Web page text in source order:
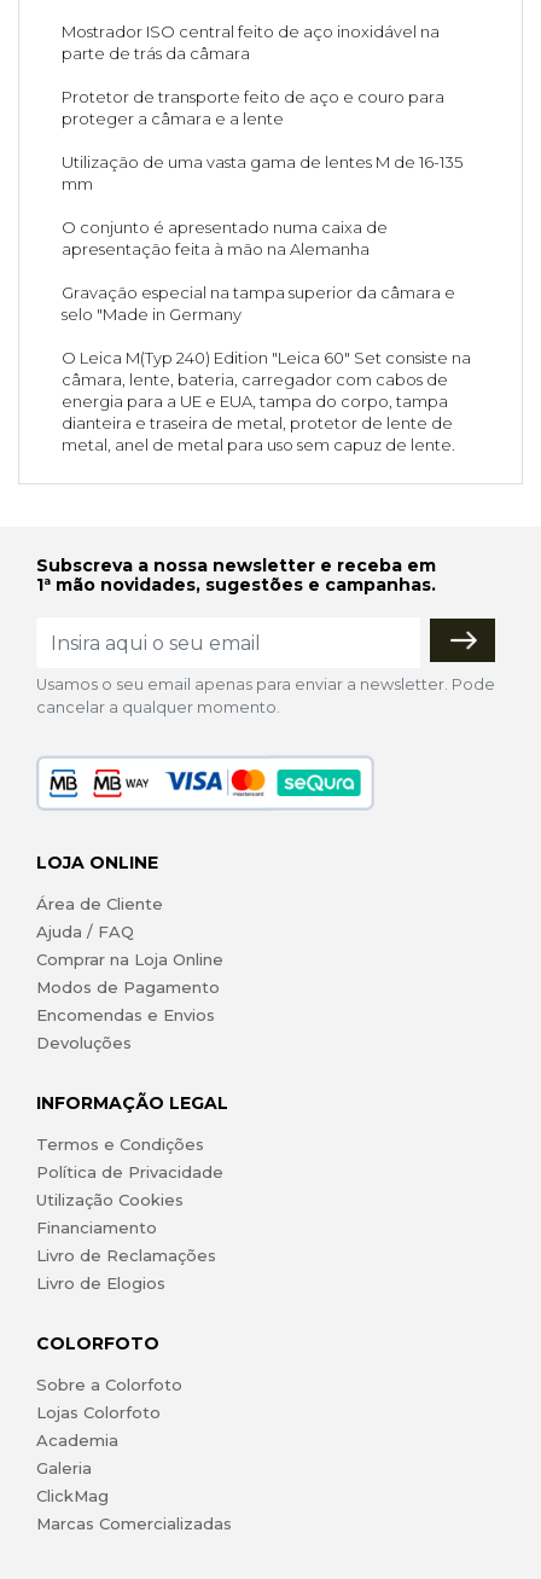
Mostrador ISO central feito de aço inoxidável na
parte de trás da câmara
Protetor de transporte feito de aço e couro para
proteger a câmara e a lente
Utilização de uma vasta gama de lentes M de 16-135
mm
O conjunto é apresentado numa caixa de
apresentação feita à mão na Alemanha
Gravação especial na tampa superior da câmara e
selo "Made in Germany
O Leica M(Typ 240) Edition "Leica 60" Set consiste na
câmara, lente, bateria, carregador com cabos de
energia para a UE e EUA, tampa do corpo, tampa
dianteira e traseira de metal, protetor de lente de
metal, anel de metal para uso sem capuz de lente.
Subscreva a nossa newsletter e receba em
1ª mão novidades, sugestões e campanhas.
Usamos o seu email apenas para enviar a newsletter. Pode
cancelar a qualquer momento.
LOJA ONLINE
Área de Cliente
Ajuda / FAQ
Comprar na Loja Online
Modos de Pagamento
Encomendas e Envios
Devoluções
INFORMAÇÃO LEGAL
Termos e Condições
Política de Privacidade
Utilização Cookies
Financiamento
Livro de Reclamações
Livro de Elogios
COLORFOTO
Sobre a Colorfoto
Lojas Colorfoto
Academia
Galeria
ClickMag
Marcas Comercializadas